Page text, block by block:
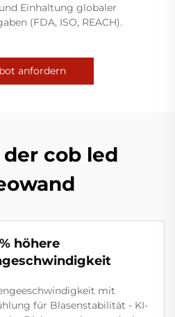
Einhaltung globaler
(FDA, ISO, REACH).
anfordern
cob led
höhere
mit
für Blasenstabilität - KI-